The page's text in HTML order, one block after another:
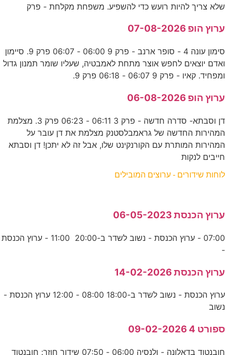
שלא צריך להיות רועש כדי להשפיע. משפחת מקלחת - פרק
ערוץ הופ 07-08-2026
סימון עונה 4 - סופר ארנב - פרק 9 06:00 - 06:07 פרק 9. סיימון
ואדם יוצאים לחפש אוצר מתחת לאמבטיה, שעליו שומר תמנון גדול
ומפחיד. קאיו - פרק 9 06:07 - 06:18 פרק 9.
ערוץ הופ 06-08-2026
דן וסבתא- סדרה חדשה - פרק 3 06:11 - 06:23 פרק 3. מצלמת
המהירות החדשה של גראמבלסטנק מצלמת את דן עובר על
המהירות המותרת עם הקורנקינט שלו, אבל זה לא יתכן! דן וסבתא
חייבים לנקות
לוחות שידורים - ערוצים המובילים
ערוץ הכנסת 06-05-2023
07:00 - ערוץ הכנסת - נשוב לשדר ב-20:00 11:00 - ערוץ הכנסת
-
ערוץ הכנסת 14-02-2026
ערוץ הכנסת - נשוב לשדר ב-18:00 08:00 - 12:00 ערוץ הכנסת -
נשוב
ספורט 4 09-02-2026
חובנטוד בדאלונה - ולנסיה 06:00 - 07:50 שידור חוזר: חובנטוד